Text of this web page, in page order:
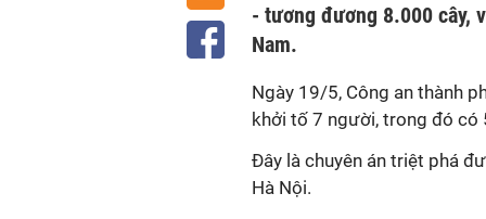
- tương đương 8.000 cây,
Nam.
Ngày 19/5, Công an thành
khởi tố 7 người, trong đó có
Đây là chuyên án triệt phá
Hà Nội.